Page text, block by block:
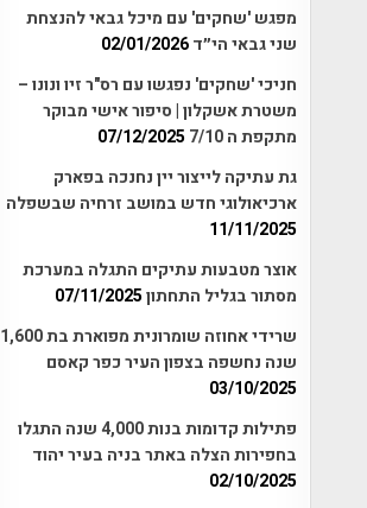
מפגש 'שחקים' עם מיכל גבאי להנצחת
שני גבאי הי״ד02/01/2026
חניכי 'שחקים' נפגשו עם רס"ר זיו ונונו –
משטרת אשקלון | סיפור אישי מבוקר
מתקפת ה 7/10
07/12/2025
גת עתיקה לייצור יין נחנכה בפארק
ארכיאולוגי חדש במושב זרחיה שבשפלה
11/11/2025
אוצר מטבעות עתיקים התגלה במערכת
מסתור בגליל התחתון07/11/2025
שרידי אחוזה שומרונית מפוארת בת 1,600
שנה נחשפה בצפון העיר כפר קאסם
03/10/2025
פתילות קדומות בנות 4,000 שנה התגלו
בחפירות הצלה באתר בניה בעיר יהוד
02/10/2025